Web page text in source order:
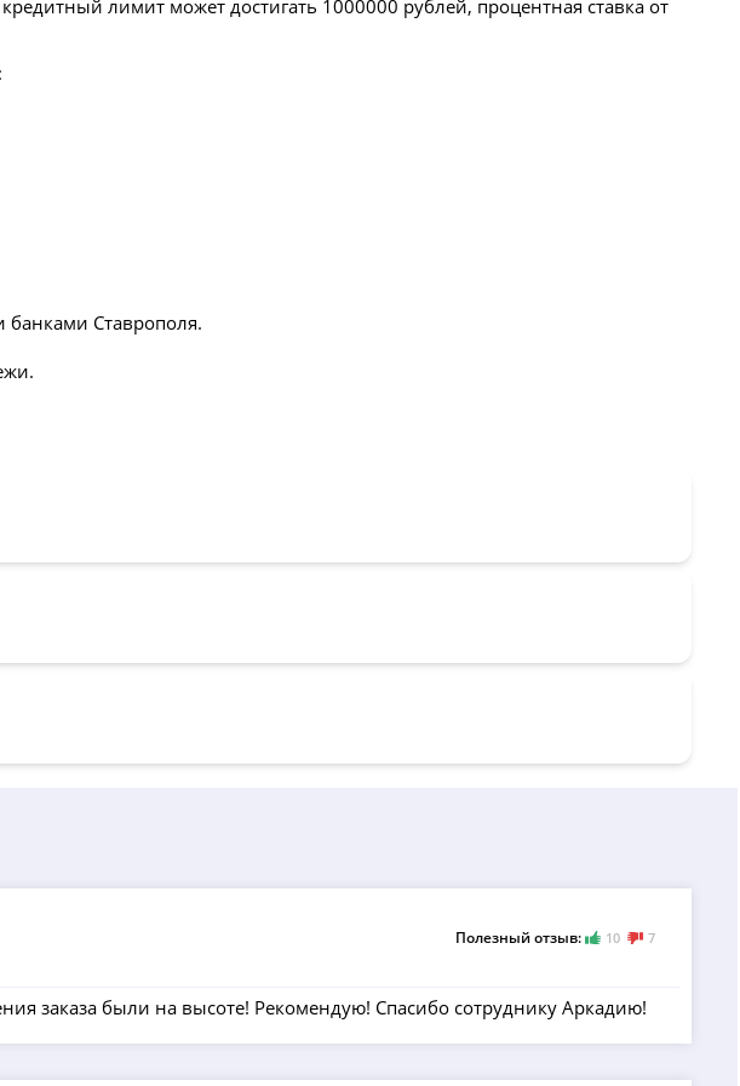
лимит может достигать 1000000 рублей, процентная ставка от
банками Ставрополя.
Полезный отзыв: 10 7
заказа были на высоте! Рекомендую! Спасибо сотруднику Аркадию!